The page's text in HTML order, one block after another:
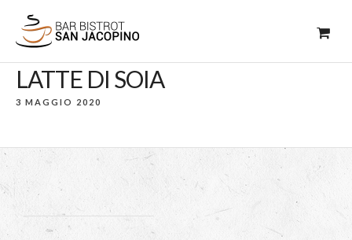
LATTE DI SOIA
3 MAGGIO 2020